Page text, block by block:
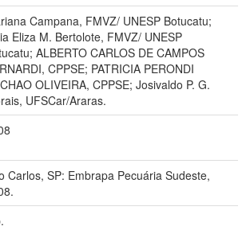
Campana, FMVZ/ UNESP Botucatu;
Eliza M. Bertolote, FMVZ/ UNESP
ALBERTO CARLOS DE CAMPOS
CPPSE; PATRICIA PERONDI
OLIVEIRA, CPPSE; Josivaldo P. G.
UFSCar/Araras.
Carlos, SP: Embrapa Pecuária Sudeste,